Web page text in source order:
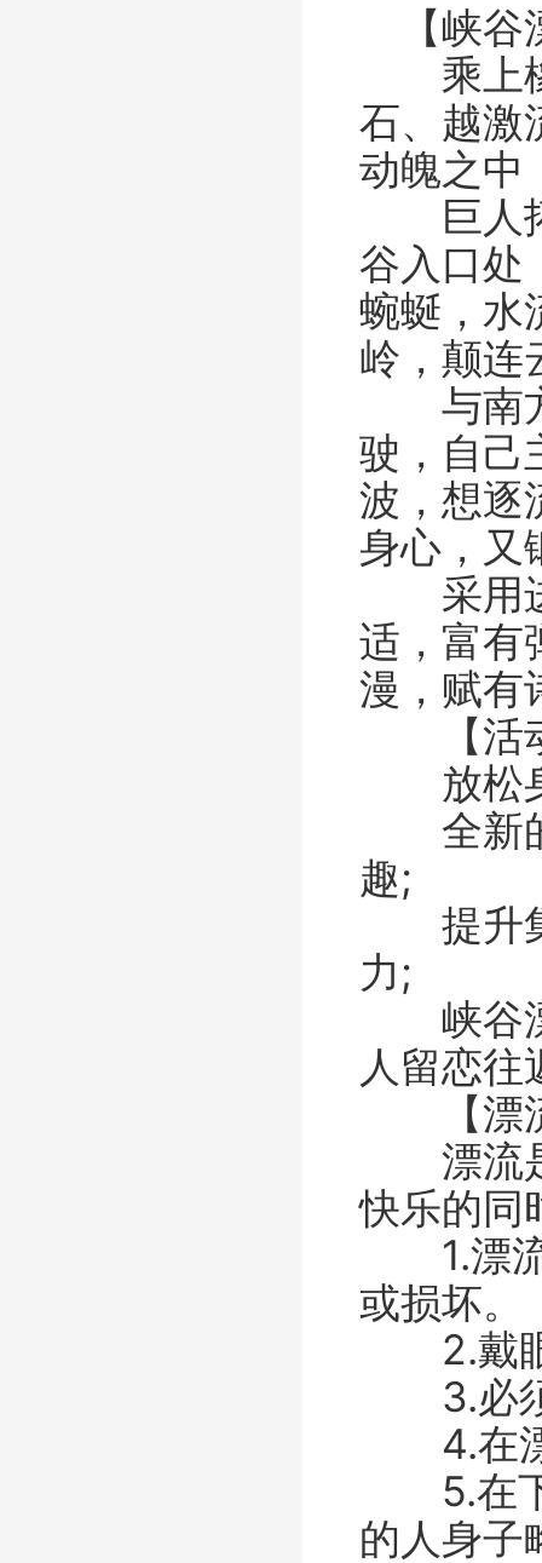
【峡谷
乘上橡
石、越激
动魄之中
巨人拓
谷入口处
蜿蜒，水
岭，颠连
与南方
驶，自己
波，想逐
身心，又
采用进
适，富有
漫，赋有
【活
放松身
全新的
趣;
提升集
力;
峡谷漂
人留恋往
【漂
漂流是
快乐的同
1.漂流
或损坏。
2.戴眼
3.必须
4.在漂
5.在下
的人身子